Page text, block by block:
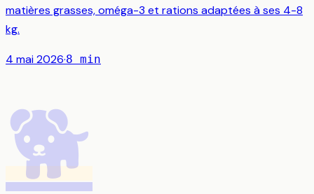
matières grasses, oméga-3 et rations adaptées à ses 4-8
kg.
4 mai 2026·8 min
🐕